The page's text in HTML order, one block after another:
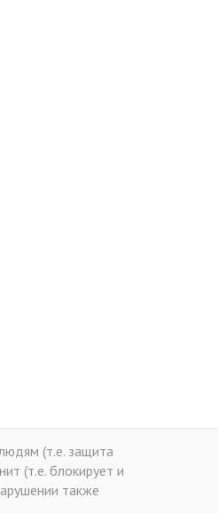
(т.е. защита
(т.е. блокирует и
также